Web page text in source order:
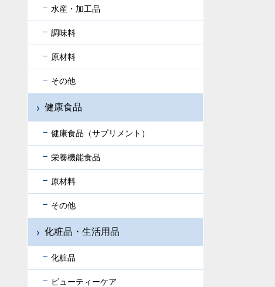
水産・加工品
調味料
原材料
その他
健康食品
健康食品（サプリメント）
栄養機能食品
原材料
その他
化粧品・生活用品
化粧品
ビューティーケア